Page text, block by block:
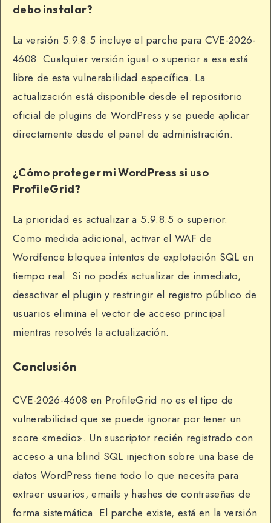
debo instalar?
La versión 5.9.8.5 incluye el parche para CVE-2026-
4608. Cualquier versión igual o superior a esa está
libre de esta vulnerabilidad específica. La
actualización está disponible desde el repositorio
oficial de plugins de WordPress y se puede aplicar
directamente desde el panel de administración.
¿Cómo proteger mi WordPress si uso
ProfileGrid?
La prioridad es actualizar a 5.9.8.5 o superior.
Como medida adicional, activar el WAF de
Wordfence bloquea intentos de explotación SQL en
tiempo real. Si no podés actualizar de inmediato,
desactivar el plugin y restringir el registro público de
usuarios elimina el vector de acceso principal
mientras resolvés la actualización.
Conclusión
CVE-2026-4608 en ProfileGrid no es el tipo de
vulnerabilidad que se puede ignorar por tener un
score «medio». Un suscriptor recién registrado con
acceso a una blind SQL injection sobre una base de
datos WordPress tiene todo lo que necesita para
extraer usuarios, emails y hashes de contraseñas de
forma sistemática. El parche existe, está en la versión